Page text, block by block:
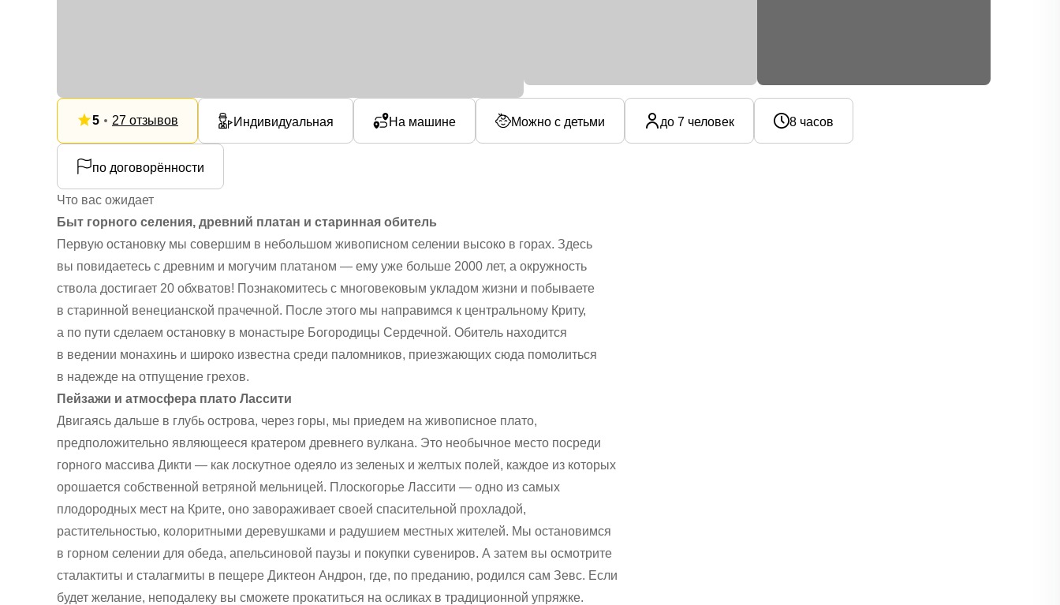
5 27 отзывов Индивидуальная На машине Можно с детьми до 7 человек 8 часов
по договорённости
Что вас ожидает
Быт горного селения, древний платан и старинная обитель
Первую остановку мы совершим в небольшом живописном селении высоко в горах. Здесь
вы повидаетесь с древним и могучим платаном — ему уже больше 2000 лет, а окружность
ствола достигает 20 обхватов! Познакомитесь с многовековым укладом жизни и побываете
в старинной венецианской прачечной. После этого мы направимся к центральному Криту,
а по пути сделаем остановку в монастыре Богородицы Сердечной. Обитель находится
в ведении монахинь и широко известна среди паломников, приезжающих сюда помолиться
в надежде на отпущение грехов.
Пейзажи и атмосфера плато Лассити
Двигаясь дальше в глубь острова, через горы, мы приедем на живописное плато,
предположительно являющееся кратером древнего вулкана. Это необычное место посреди
горного массива Дикти — как лоскутное одеяло из зеленых и желтых полей, каждое из которых
орошается собственной ветряной мельницей. Плоскогорье Лассити — одно из самых
плодородных мест на Крите, оно завораживает своей спасительной прохладой,
растительностью, колоритными деревушками и радушием местных жителей. Мы остановимся
в горном селении для обеда, апельсиновой паузы и покупки сувениров. А затем вы осмотрите
сталактиты и сталагмиты в пещере Диктеон Андрон, где, по преданию, родился сам Зевс. Если
будет желание, неподалеку вы сможете прокатиться на осликах в традиционной упряжке.